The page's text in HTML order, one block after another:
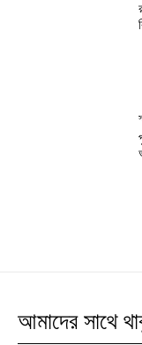
আমাদের সাথে